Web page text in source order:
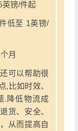
英镑/件起
低至 1英镑/
月
可以帮助很
,比如时效、
.降低物流成
货、安全、
从而提高自